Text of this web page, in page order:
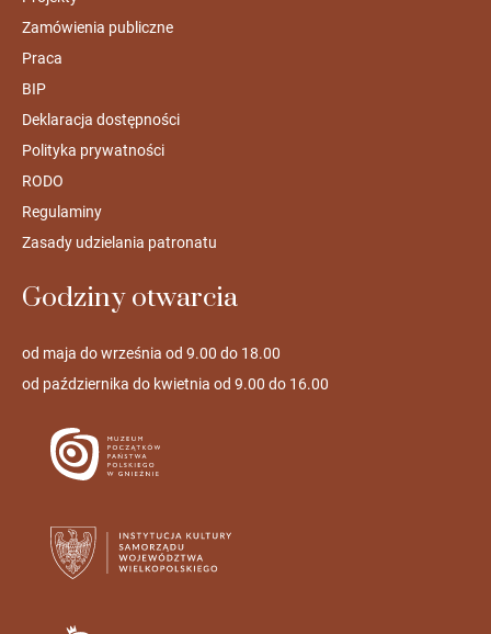
Zamówienia publiczne
Praca
BIP
Deklaracja dostępności
Polityka prywatności
RODO
Regulaminy
Zasady udzielania patronatu
Godziny otwarcia
od maja do września od 9.00 do 18.00
od października do kwietnia od 9.00 do 16.00